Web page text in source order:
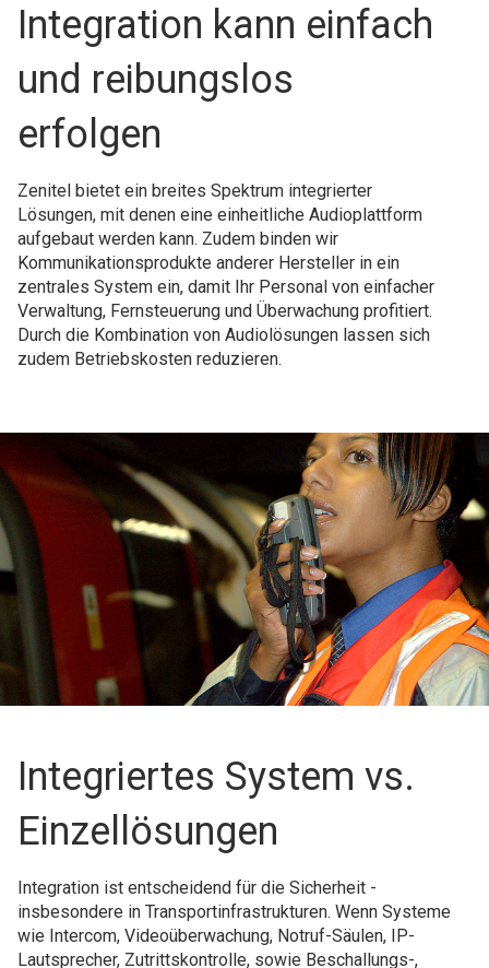
Integration kann einfach
und reibungslos
erfolgen
Zenitel bietet ein breites Spektrum integrierter
Lösungen, mit denen eine einheitliche Audioplattform
aufgebaut werden kann. Zudem binden wir
Kommunikationsprodukte anderer Hersteller in ein
zentrales System ein, damit Ihr Personal von einfacher
Verwaltung, Fernsteuerung und Überwachung profitiert.
Durch die Kombination von Audiolösungen lassen sich
zudem Betriebskosten reduzieren.
Integriertes System vs.
Einzellösungen
Integration ist entscheidend für die Sicherheit -
insbesondere in Transportinfrastrukturen. Wenn Systeme
wie Intercom, Videoüberwachung, Notruf-Säulen, IP-
Lautsprecher, Zutrittskontrolle, sowie Beschallungs-,